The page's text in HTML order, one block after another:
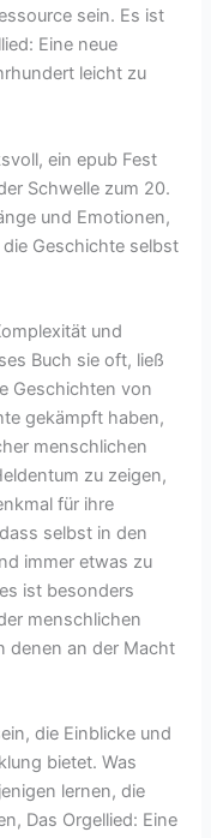
sein. Es ist
Eine neue
leicht zu
ein epub Fest
Schwelle zum 20.
und Emotionen,
Geschichte selbst
und
Buch sie oft, ließ
Geschichten von
gekämpft haben,
menschlichen
zu zeigen,
für ihre
selbst in den
immer etwas zu
ist besonders
menschlichen
denen an der Macht
die Einblicke und
bietet. Was
lernen, die
Das Orgellied: Eine